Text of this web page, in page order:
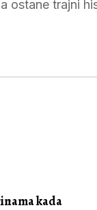
ostane trajni
kada